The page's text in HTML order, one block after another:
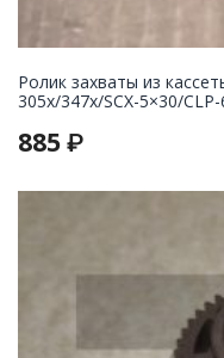
Ролик захваты из
305x/347x/SCX-5×30/
885 ₽